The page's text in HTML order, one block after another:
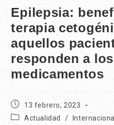
Epilepsia:
terapia
aquellos
responden a los
medicamentos
13 febrero, 2023
Actualidad
/